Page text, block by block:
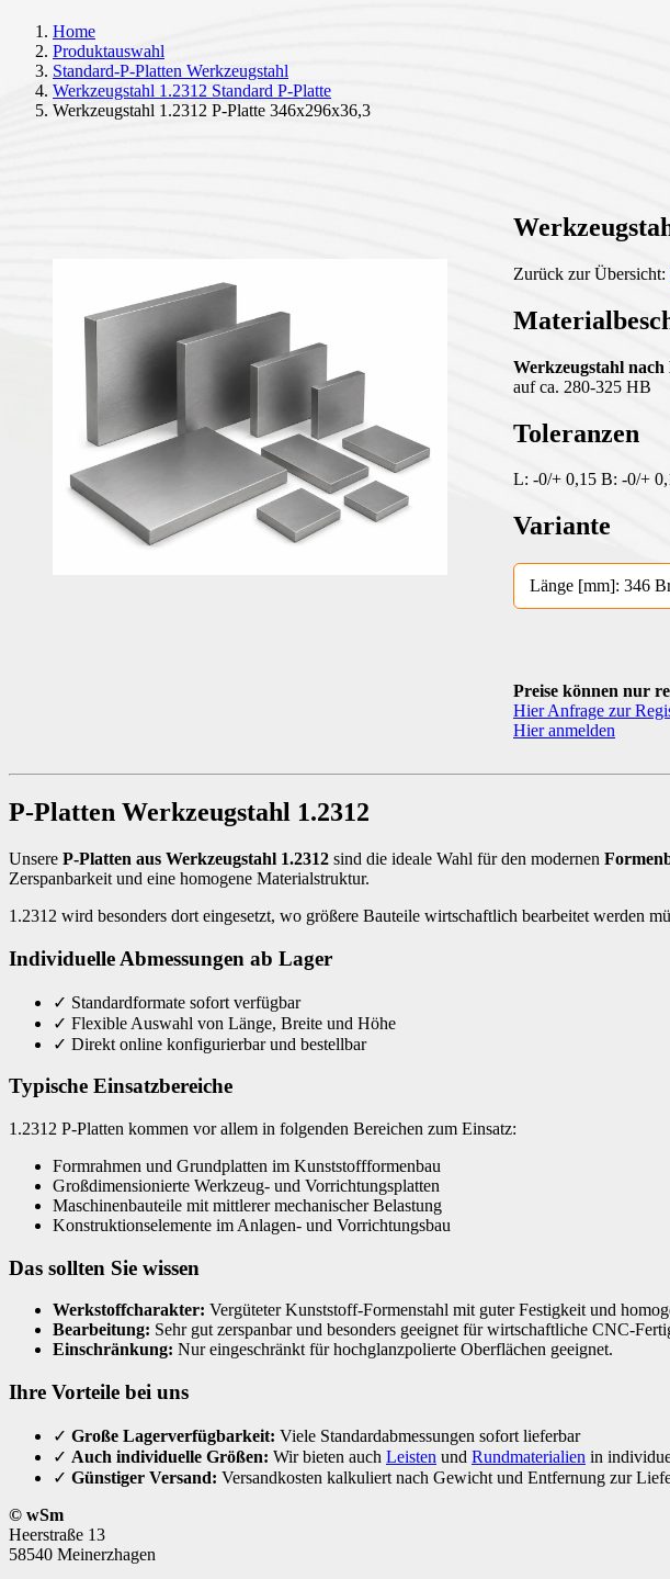
Home
Produktauswahl
Standard-P-Platten Werkzeugstahl
Werkzeugstahl 1.2312 Standard P-Platte
Werkzeugstahl 1.2312 P-Platte 346x296x36,3
Zurück zur Übersicht:
Werkzeugstahl
auf ca. 280-325 HB
Toleranzen
L: -0/+ 0,15 B: -0/+
Variante
Länge [mm]: 346
Preise können nur
Hier Anfrage zur
Hier anmelden
P-Platten Werkzeugstahl 1.2312
Unsere P-Platten aus Werkzeugstahl 1.2312 sind die ideale Wahl für den modernen
Zerspanbarkeit und eine homogene Materialstruktur.
1.2312 wird besonders dort eingesetzt, wo größere Bauteile wirtschaftlich bearbeitet werden
Individuelle Abmessungen ab Lager
✓ Standardformate sofort verfügbar
✓ Flexible Auswahl von Länge, Breite und Höhe
✓ Direkt online konfigurierbar und bestellbar
Typische Einsatzbereiche
1.2312 P-Platten kommen vor allem in folgenden Bereichen zum Einsatz:
Formrahmen und Grundplatten im Kunststoffformenbau
Großdimensionierte Werkzeug- und Vorrichtungsplatten
Maschinenbauteile mit mittlerer mechanischer Belastung
Konstruktionselemente im Anlagen- und Vorrichtungsbau
Das sollten Sie wissen
Werkstoffcharakter: Vergüteter Kunststoff-Formenstahl mit guter Festigkeit und
Bearbeitung: Sehr gut zerspanbar und besonders geeignet für wirtschaftliche CNC-
Einschränkung: Nur eingeschränkt für hochglanzpolierte Oberflächen geeignet.
Ihre Vorteile bei uns
✓ Große Lagerverfügbarkeit: Viele Standardabmessungen sofort lieferbar
✓ Auch individuelle Größen: Wir bieten auch Leisten und Rundmaterialien in
✓ Günstiger Versand: Versandkosten kalkuliert nach Gewicht und Entfernung zur
© wSm
Heerstraße 13
58540 Meinerzhagen